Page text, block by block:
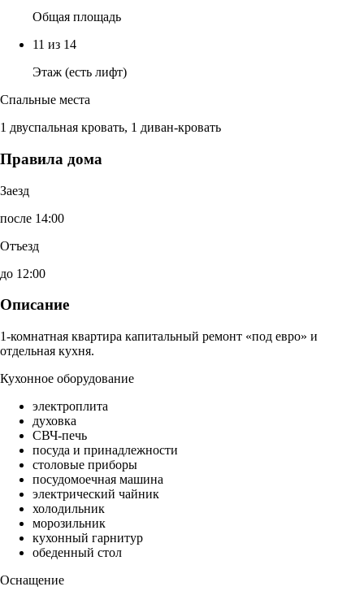
Общая площадь
11 из 14
Этаж (есть лифт)
Спальные места
1 двуспальная кровать, 1 диван-кровать
Правила дома
Заезд
после 14:00
Отъезд
до 12:00
Описание
1-комнатная квартира капитальный ремонт «под евро» и
отдельная кухня.
Кухонное оборудование
электроплита
духовка
СВЧ-печь
посуда и принадлежности
столовые приборы
посудомоечная машина
электрический чайник
холодильник
морозильник
кухонный гарнитур
обеденный стол
Оснащение